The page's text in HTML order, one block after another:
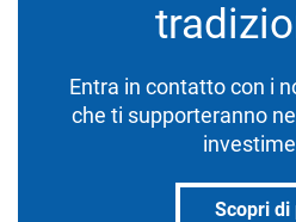
Entra in contatto con i
che ti supporteranno
Scopri di